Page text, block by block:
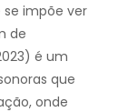
se impõe ver
de
é um
que
onde